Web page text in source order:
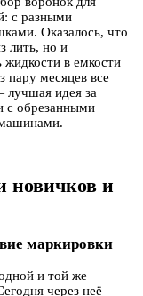
с разными
Оказалось, что
лить, но и
жидкости в емкости
пару месяцев все
лучшая идея за
с обрезанными
и
маркировки
и той же
через неё